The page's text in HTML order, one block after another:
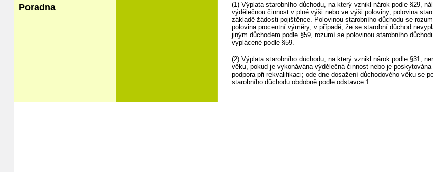
(1) Výplata starobního důchodu, na který vznikl nárok podle §29,
výdělečnou činnost v plné výši nebo ve výši poloviny; polovina
základě žádosti pojištěnce. Polovinou starobního důchodu se
polovina procentní výměry; v případě, že se starobní důchod
jiným důchodem podle §59, rozumí se polovinou starobního
vyplácené podle §59.
(2) Výplata starobního důchodu, na který vznikl nárok podle §31,
věku, pokud je vykonávána výdělečná činnost nebo je
podpora při rekvalifikaci; ode dne dosažení důchodového věku se
starobního důchodu obdobně podle odstavce 1.
Poradna